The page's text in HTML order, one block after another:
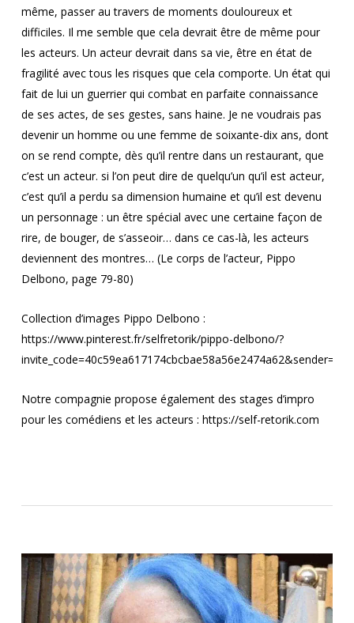
même, passer au travers de moments douloureux et
difficiles. Il me semble que cela devrait être de même pour
les acteurs. Un acteur devrait dans sa vie, être en état de
fragilité avec tous les risques que cela comporte. Un état qui
fait de lui un guerrier qui combat en parfaite connaissance
de ses actes, de ses gestes, sans haine. Je ne voudrais pas
devenir un homme ou une femme de soixante-dix ans, dont
on se rend compte, dès qu’il rentre dans un restaurant, que
c’est un acteur. si l’on peut dire de quelqu’un qu’il est acteur,
c’est qu’il a perdu sa dimension humaine et qu’il est devenu
un personnage : un être spécial avec une certaine façon de
rire, de bouger, de s’asseoir… dans ce cas-là, les acteurs
deviennent des montres… (Le corps de l’acteur, Pippo
Delbono, page 79-80)
Collection d’images Pippo Delbono :
https://www.pinterest.fr/selfretorik/pippo-delbono/?
Notre compagnie propose également des stages d’impro
pour les comédiens et les acteurs : https://self-retorik.com